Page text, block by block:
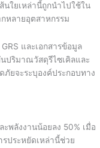
ใยเหล่านี้ถูกนำไปใช้ใน
หลายอุตสาหกรรม
และเอกสารข้อมูล
ปริมาณวัสดุรีไซเคิลและ
ยจะระบุองค์ประกอบทาง
พลังงานน้อยลง 50% เมื่อ
ประหยัดเหล่านี้ช่วย